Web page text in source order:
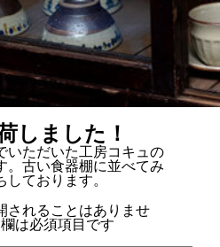
しました！
いただいた工房コキュの
。古い食器棚に並べてみ
しております。
されることはありませ
は必須項目です